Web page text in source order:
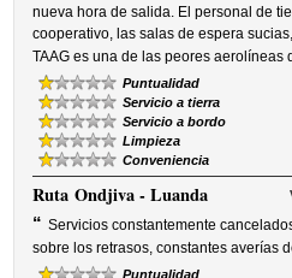
nueva hora de salida. El personal de
cooperativo, las salas de espera
TAAG es una de las peores aerolíneas
Puntualidad
Servicio a tierra
Servicio a bordo
Limpieza
Conveniencia
RutaOndjiva - Luanda
“ Servicios constantemente
sobre los retrasos, constantes averías
Puntualidad